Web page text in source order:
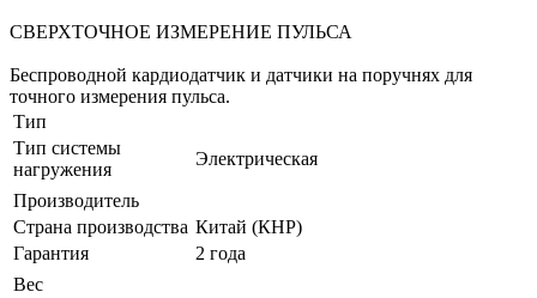
СВЕРХТОЧНОЕ ИЗМЕРЕНИЕ ПУЛЬСА
Беспроводной кардиодатчик и датчики на поручнях для
точного измерения пульса.
Тип
Тип системы
нагружения
Электрическая
Производитель
Страна производства Китай (КНР)
Гарантия
2 года
Вес